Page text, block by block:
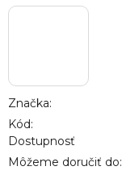
Dostupnosť
Môžeme doručiť do:
Značka:
Kód: